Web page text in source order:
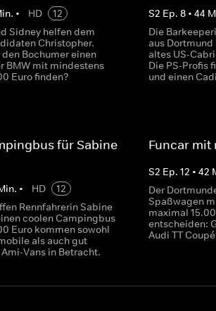
• HD
12
Sidney helfen dem
Christopher.
Bochumer einen
BMW mit mindestens
Euro finden?
S2 Ep. 8• 44
Die
aus
altes US-
Die PS-Profis
und einen
für Sabine
• HD
12
Rennfahrerin Sabine
coolen Campingbus
Euro kommen sowohl
als auch gut
Vans in Betracht.
Funcar mit
S2 Ep. 12 • 42
Der
Spaßwagen
maximal
entscheiden:
Audi TT